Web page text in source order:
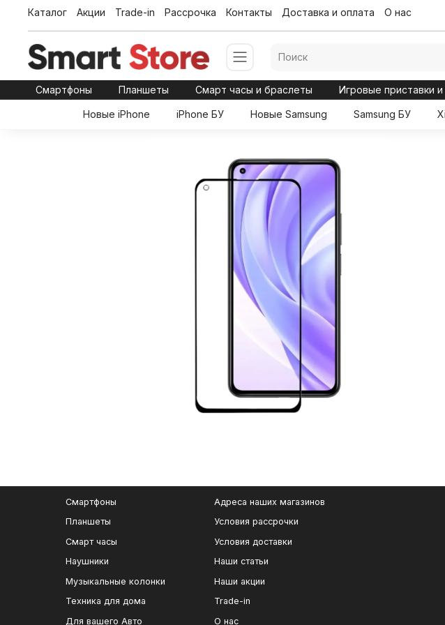
Каталог Акции Trade-in Рассрочка Контакты Доставка и оплата О нас
Смартфоны Планшеты Смарт часы и браслеты Игровые приставки
Новые iPhone iPhone БУ Новые Samsung Samsung БУ
Смартфоны
Планшеты
Смарт часы
Наушники
Музыкальные колонки
Техника для дома
Для вашего Авто
Адреса наших магазинов
Условия рассрочки
Условия доставки
Наши статьи
Наши акции
Trade-in
О нас